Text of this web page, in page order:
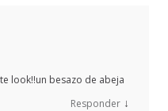
look!!un besazo de abeja
Responder ↓